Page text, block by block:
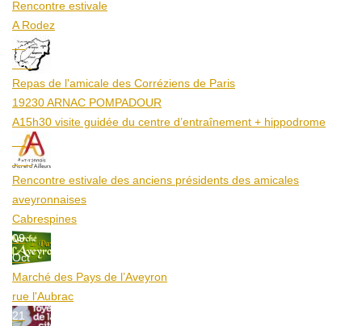
Rencontre estivale
A Rodez
23
Aoû
Repas de l'amicale des Corréziens de Paris
19230 ARNAC POMPADOUR
A15h30 visite guidée du centre d’entraînement + hippodrome
25
Aoû
Rencontre estivale des anciens présidents des amicales
aveyronnaises
Cabrespines
09
Oct
Marché des Pays de l’Aveyron
rue l'Aubrac
21